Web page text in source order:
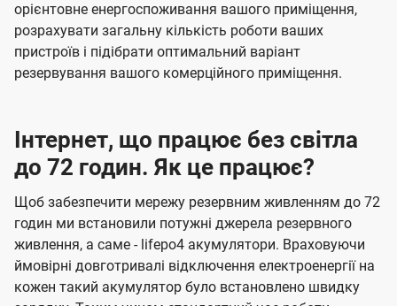
орієнтовне енергоспоживання вашого приміщення,
розрахувати загальну кількість роботи ваших
пристроїв і підібрати оптимальний варіант
резервування вашого комерційного приміщення.
Інтернет, що працює без світла
до 72 годин. Як це працює?
Щоб забезпечити мережу резервним живленням до 72
годин ми встановили потужні джерела резервного
живлення, а саме - lifepo4 акумулятори. Враховуючи
ймовірні довготривалі відключення електроенергії на
кожен такий акумулятор було встановлено швидку